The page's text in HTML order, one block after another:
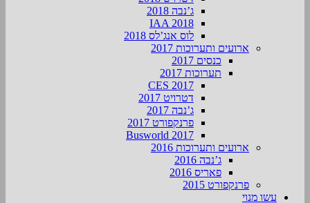
ג’נבה 2018
IAA 2018
לוס אנג’לס 2018
ארועים ותערוכות 2017
כנסים 2017
תערוכות 2017
CES 2017
דטרויט 2017
ג’נבה 2017
פרנקפורט 2017
Busworld 2017
ארועים ותערוכות 2016
ג’נבה 2016
פאריס 2016
פרנקפורט 2015
עשו מנוי